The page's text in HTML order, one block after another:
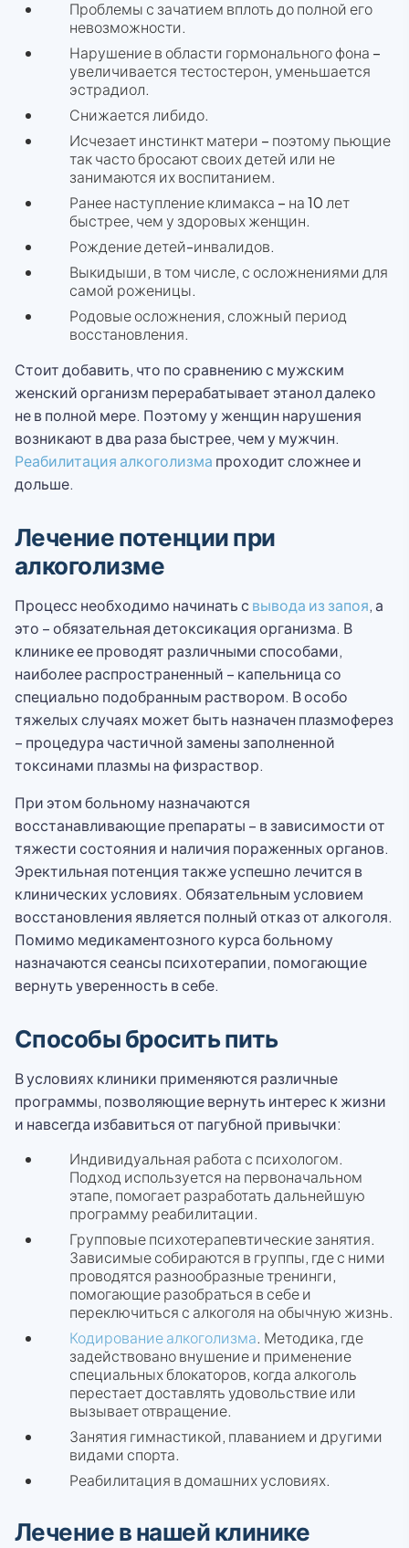
Проблемы с зачатием вплоть до полной его
невозможности.
Нарушение в области гормонального фона –
увеличивается тестостерон, уменьшается
эстрадиол.
Снижается либидо.
Исчезает инстинкт матери – поэтому пьющие
так часто бросают своих детей или не
занимаются их воспитанием.
Ранее наступление климакса – на 10 лет
быстрее, чем у здоровых женщин.
Рождение детей-инвалидов.
Выкидыши, в том числе, с осложнениями для
самой роженицы.
Родовые осложнения, сложный период
восстановления.
Стоит добавить, что по сравнению с мужским
женский организм перерабатывает этанол далеко
не в полной мере. Поэтому у женщин нарушения
возникают в два раза быстрее, чем у мужчин.
Реабилитация алкоголизма проходит сложнее и
дольше.
Лечение потенции при
алкоголизме
Процесс необходимо начинать с вывода из запоя, а
это – обязательная детоксикация организма. В
клинике ее проводят различными способами,
наиболее распространенный – капельница со
специально подобранным раствором. В особо
тяжелых случаях может быть назначен плазмоферез
– процедура частичной замены заполненной
токсинами плазмы на физраствор.
При этом больному назначаются
восстанавливающие препараты – в зависимости от
тяжести состояния и наличия пораженных органов.
Эректильная потенция также успешно лечится в
клинических условиях. Обязательным условием
восстановления является полный отказ от алкоголя.
Помимо медикаментозного курса больному
назначаются сеансы психотерапии, помогающие
вернуть уверенность в себе.
Способы бросить пить
В условиях клиники применяются различные
программы, позволяющие вернуть интерес к жизни
и навсегда избавиться от пагубной привычки:
Индивидуальная работа с психологом.
Подход используется на первоначальном
этапе, помогает разработать дальнейшую
программу реабилитации.
Групповые психотерапевтические занятия.
Зависимые собираются в группы, где с ними
проводятся разнообразные тренинги,
помогающие разобраться в себе и
переключиться с алкоголя на обычную жизнь.
Кодирование алкоголизма. Методика, где
задействовано внушение и применение
специальных блокаторов, когда алкоголь
перестает доставлять удовольствие или
вызывает отвращение.
Занятия гимнастикой, плаванием и другими
видами спорта.
Реабилитация в домашних условиях.
Лечение в нашей клинике